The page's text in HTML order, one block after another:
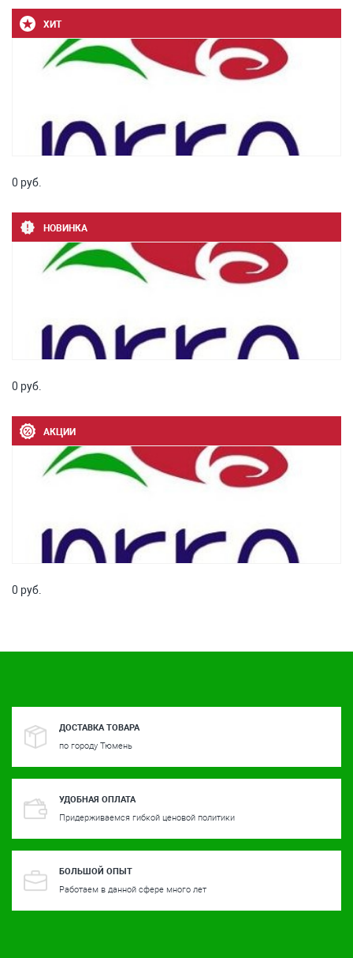
ХИТ
0 руб.
НОВИНКА
0 руб.
АКЦИИ
0 руб.
ДОСТАВКА ТОВАРА
по городу Тюмень
УДОБНАЯ ОПЛАТА
Придерживаемся гибкой ценовой политики
БОЛЬШОЙ ОПЫТ
Работаем в данной сфере много лет